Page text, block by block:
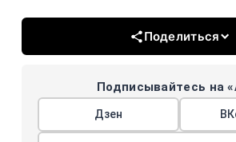
Поделиться
Подписывайтесь на
Дзен